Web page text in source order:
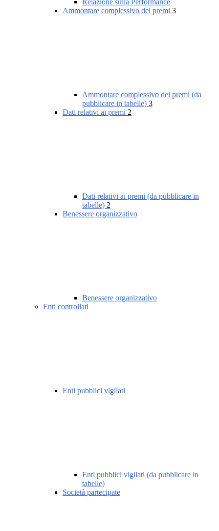
Relazione sulla Performance
Ammontare complessivo dei premi 3
Ammontare complessivo dei premi (da
pubblicare in tabelle) 3
Dati relativi ai premi 2
Dati relativi ai premi (da pubblicare in
tabelle) 2
Benessere organizzativo
Benessere organizzativo
Enti controllati
Enti pubblici vigilati
Enti pubblici vigilati (da pubblicare in
tabelle)
Società partecipate